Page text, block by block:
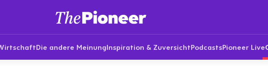
Die andere MeinungInspiration & ZuversichtPodcastsPioneer Live